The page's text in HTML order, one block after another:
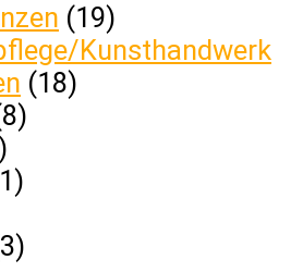
(19)
Kunsthandwerk
(18)